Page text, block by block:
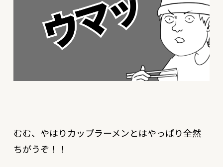
むむ、やはりカップラーメンとはやっぱり全然
ちがうぞ！！